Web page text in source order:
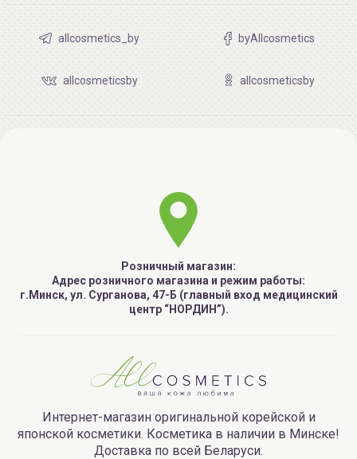
allcosmetics_by byAllcosmetics
allcosmeticsby allcosmeticsby
Розничный магазин:
Адрес розничного магазина и режим работы:
г.Минск, ул. Сурганова, 47-Б (главный вход медицинский
центр “НОРДИН”).
Интернет-магазин оригинальной корейской и
японской косметики. Косметика в наличии в Минске!
Доставка по всей Беларуси.